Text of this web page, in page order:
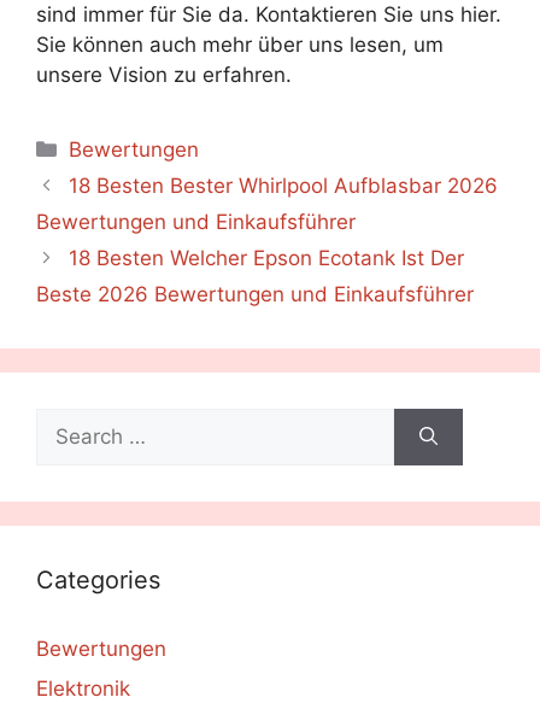
sind immer für Sie da. Kontaktieren Sie uns hier.
Sie können auch mehr über uns lesen, um
unsere Vision zu erfahren.
Categories
Bewertungen
18 Besten Bester Whirlpool Aufblasbar 2026
Bewertungen und Einkaufsführer
18 Besten Welcher Epson Ecotank Ist Der
Beste 2026 Bewertungen und Einkaufsführer
for:
Categories
Bewertungen
Elektronik